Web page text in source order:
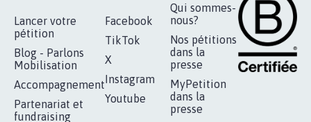
Lancer votre
pétition
Blog - Parlons
Mobilisation
Accompagnement
Partenariat et
fundraising
Facebook
TikTok
X
Instagram
Youtube
Qui sommes-
nous?
Nos pétitions
dans la
presse
MyPetition
dans la
presse